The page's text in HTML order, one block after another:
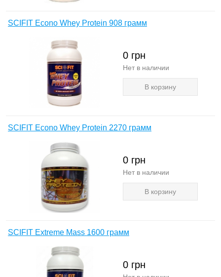
SCIFIT Econo Whey Protein 908 грамм
0 грн
Нет в наличии
В корзину
SCIFIT Econo Whey Protein 2270 грамм
0 грн
Нет в наличии
В корзину
SCIFIT Extreme Mass 1600 грамм
0 грн